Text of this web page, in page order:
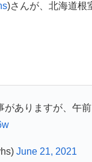
)さんが、北海道根
ありますが、午
June 21, 2021